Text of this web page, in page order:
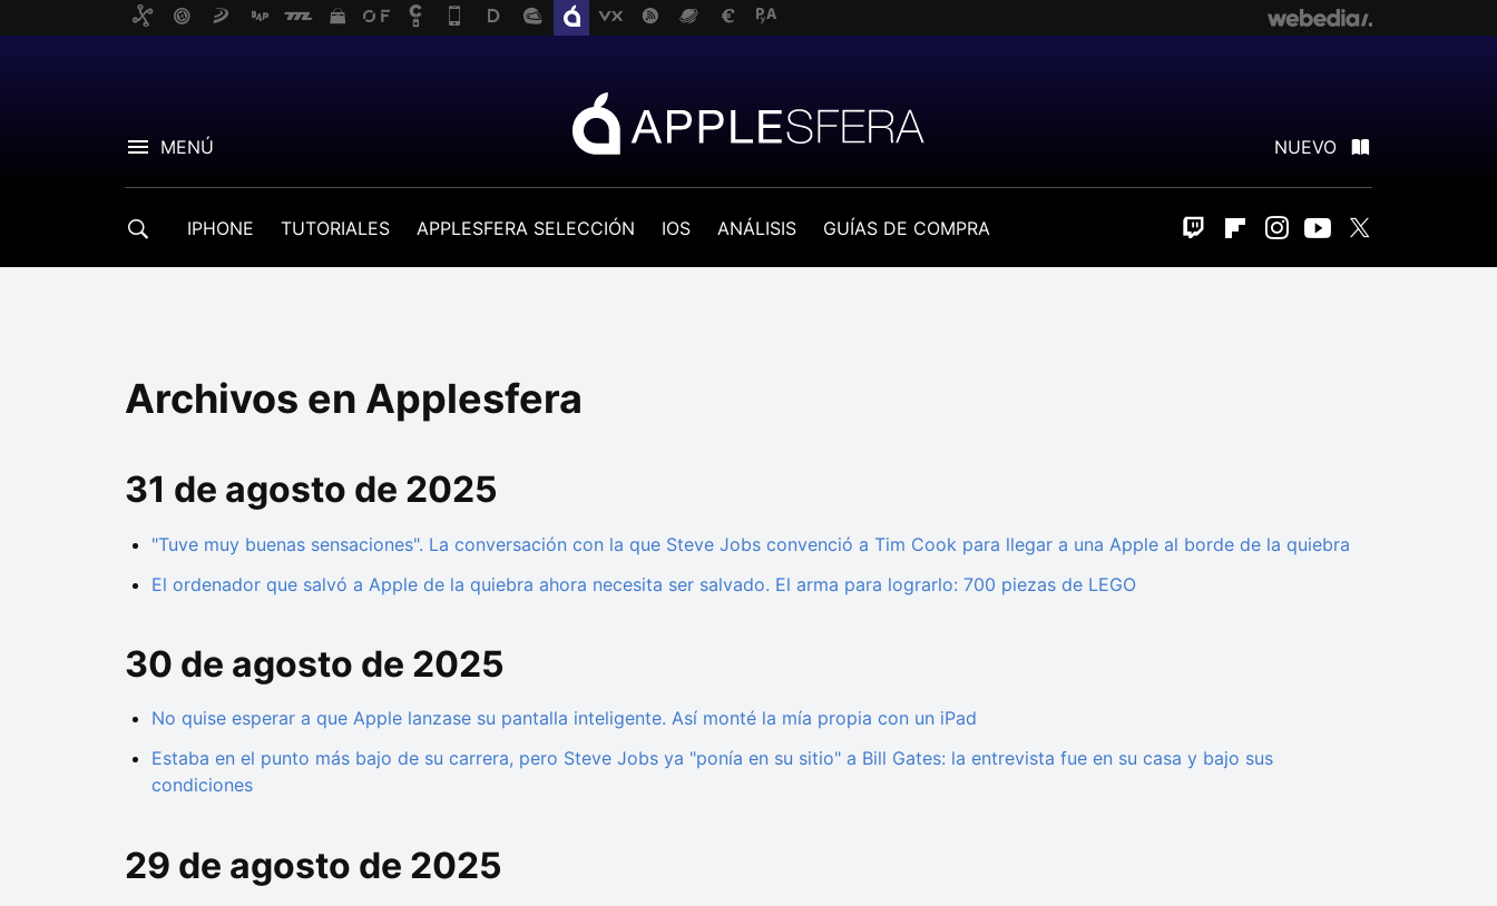
MENÚ NUEVO
IPHONE TUTORIALES APPLESFERA SELECCIÓN IOS ANÁLISIS GUÍAS DE COMPRA Twitch FlipboardInstagram
Youtube
Archivos en Applesfera
31 de agosto de 2025
"Tuve muy buenas sensaciones". La conversación con la que Steve Jobs convenció a Tim Cook para llegar a una Apple al borde de la quiebra
El ordenador que salvó a Apple de la quiebra ahora necesita ser salvado. El arma para lograrlo: 700 piezas de LEGO
30 de agosto de 2025
No quise esperar a que Apple lanzase su pantalla inteligente. Así monté la mía propia con un iPad
Estaba en el punto más bajo de su carrera, pero Steve Jobs ya "ponía en su sitio" a Bill Gates: la entrevista fue en su casa y bajo sus
condiciones
29 de agosto de 2025